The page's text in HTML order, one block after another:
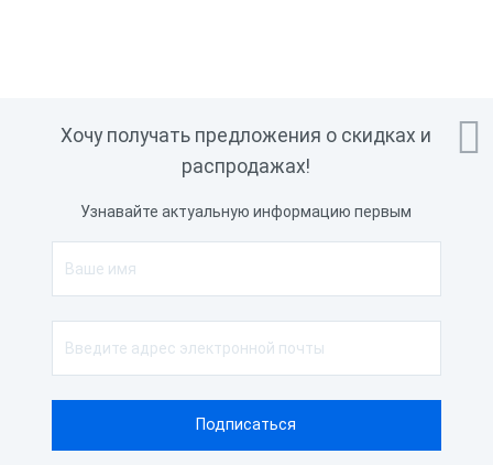

Хочу получать предложения о скидках и
распродажах!
Узнавайте актуальную информацию первым